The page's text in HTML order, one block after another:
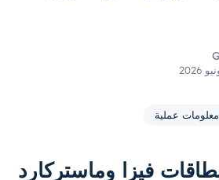
معلومات عملية
فيزا وماستركارد